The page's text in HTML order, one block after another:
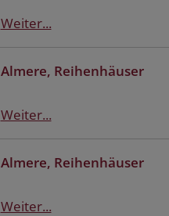
Weiter...
Almere, Reihenhäuser
Weiter...
Almere, Reihenhäuser
Weiter...